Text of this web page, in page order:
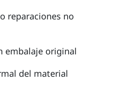
reparaciones no
embalaje original
del material